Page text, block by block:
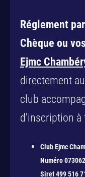
Réglement
Chèque ou
Ejmc
directement
club
d'inscription à
Club Ejmc
Numéro
Siret 499 516